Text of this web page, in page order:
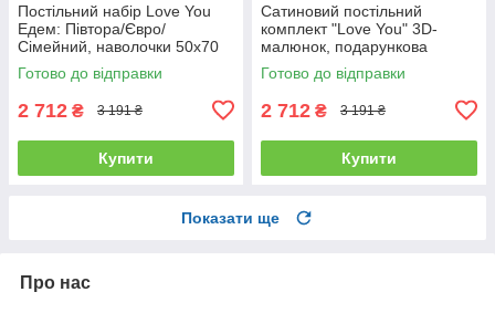
Постільний набір Love You
Едем: Півтора/Євро/
Сімейний, наволочки 50x70
полуторний
Готово до відправки
2 712 ₴ 3 191 ₴
Купити
Сатиновий постільний
комплект "Love You" 3D-
малюнок, подарункова
упаковка полуторний
Готово до відправки
2 712 ₴ 3 191 ₴
Купити
Показати ще
Про нас